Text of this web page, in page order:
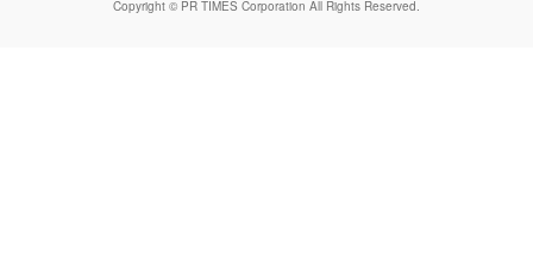
Copyright © PR TIMES Corporation All Rights Reserved.